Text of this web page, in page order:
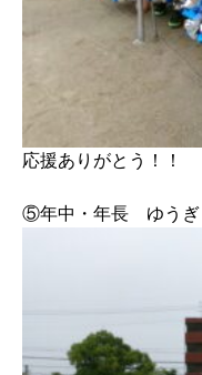
応援ありがとう！！
⑤年中・年長 ゆうぎ